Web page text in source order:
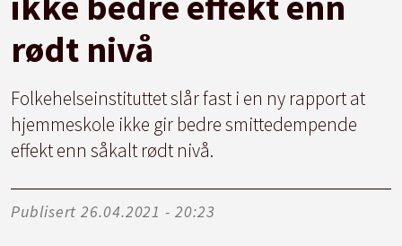
rødt nivå
Folkehelseinstituttet slår fast i en ny rapport at
hjemmeskole ikke gir bedre smittedempende
effekt enn såkalt rødt nivå.
Publisert 26.04.2021 - 20:23